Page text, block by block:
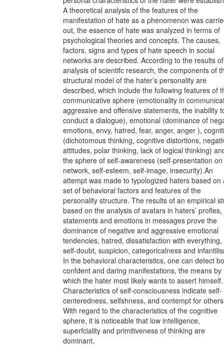
A theoretical analysis of the features of the
manifestation of hate as a phenomenon was
out, the essence of hate was analyzed in terms of
psychological theories and concepts. The causes,
factors, signs and types of hate speech in social
networks are described. According to the results
analysis of scientifc research, the components of
structural model of the hater’s personality are
described, which include the following features of
communicative sphere (emotionality in
aggressive and oﬀensive statements, the inability
conduct a dialogue), emotional (dominance of
emotions, envy, hatred, fear, anger, anger ),
(dichotomous thinking, cognitive distortions,
attitudes, polar thinking, lack of logical thinking)
the sphere of self-awareness (self-presentation
network, self-esteem, self-image, insecurity).An
attempt was made to typologized haters based on
set of behavioral factors and features of the
personality structure. The results of an empirical
based on the analysis of avatars in haters’ profles,
statements and emotions in messages prove the
dominance of negative and aggressive emotional
tendencies, hatred, dissatisfaction with everything,
self-doubt, suspicion, categoricalness and
In the behavioral characteristics, one can detect
confdent and daring manifestations, the means by
which the hater most likely wants to assert himself.
Characteristics of self-consciousness indicate self-
centeredness, selfshness, and contempt for
With regard to the characteristics of the cognitive
sphere, it is noticeable that low intelligence,
superfciality and primitiveness of thinking are
dominant.